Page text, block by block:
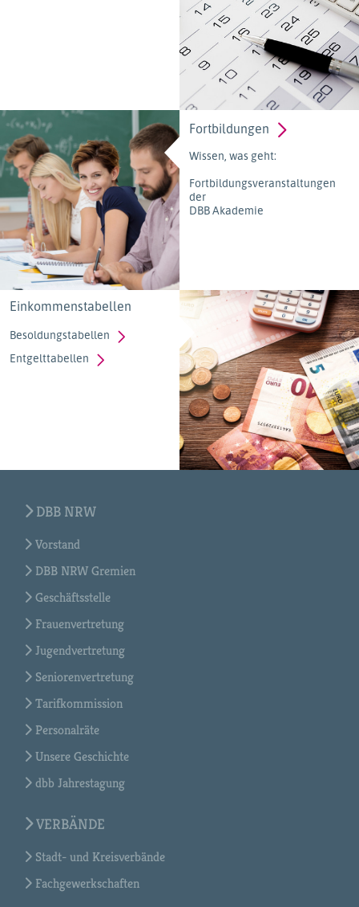
Fortbildungen
Wissen, was geht:
Fortbildungsveranstaltungen
der
DBB Akademie
Einkommenstabellen
Besoldungstabellen
Entgelttabellen
DBB NRW
Vorstand
DBB NRW Gremien
Geschäftsstelle
Frauenvertretung
Jugendvertretung
Seniorenvertretung
Tarifkommission
Personalräte
Unsere Geschichte
dbb Jahrestagung
VERBÄNDE
Stadt- und Kreisverbände
Fachgewerkschaften